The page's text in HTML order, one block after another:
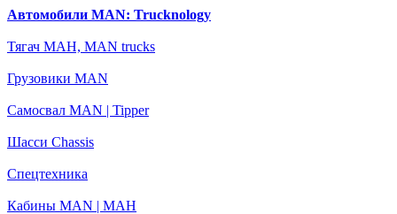
Автомобили MAN: Trucknology
Тягач МАН, MAN trucks
Грузовики MAN
Самосвал MAN | Tipper
Шасси Chassis
Спецтехника
Кабины MAN | МАН